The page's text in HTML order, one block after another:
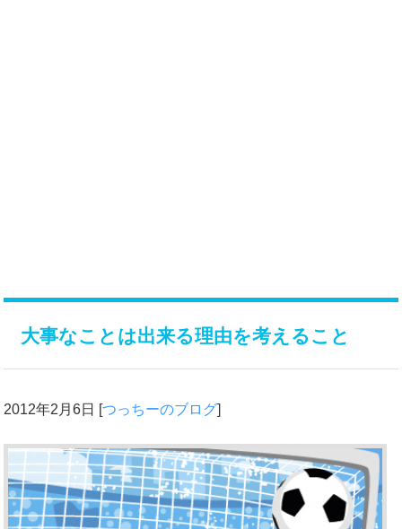
大事なことは出来る理由を考えること
2012年2月6日 [つっちーのブログ]